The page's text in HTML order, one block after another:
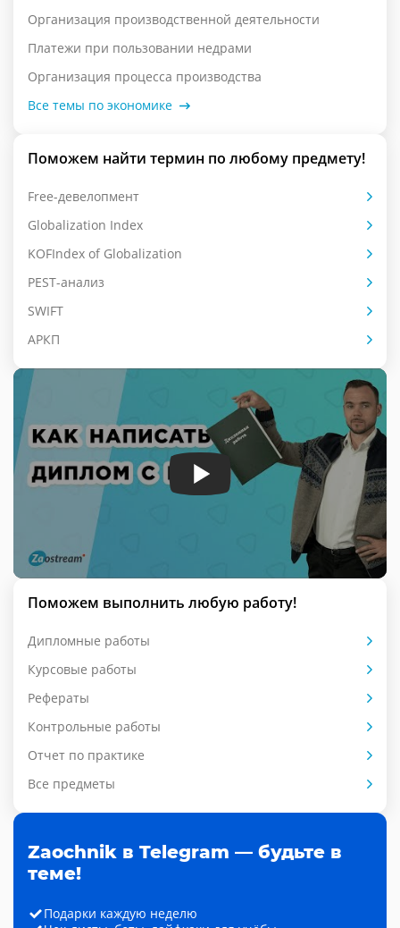
Организация производственной деятельности
Платежи при пользовании недрами
Организация процесса производства
Все темы по экономике
Поможем найти термин по любому предмету!
Free-девелопмент
Globalization Index
KOFIndex of Globalization
PEST-анализ
SWIFT
АРКП
Поможем выполнить любую работу!
Дипломные работы
Курсовые работы
Рефераты
Контрольные работы
Отчет по практике
Все предметы
Zaochnik в Telegram — будьте в
теме!
Подарки каждую неделю